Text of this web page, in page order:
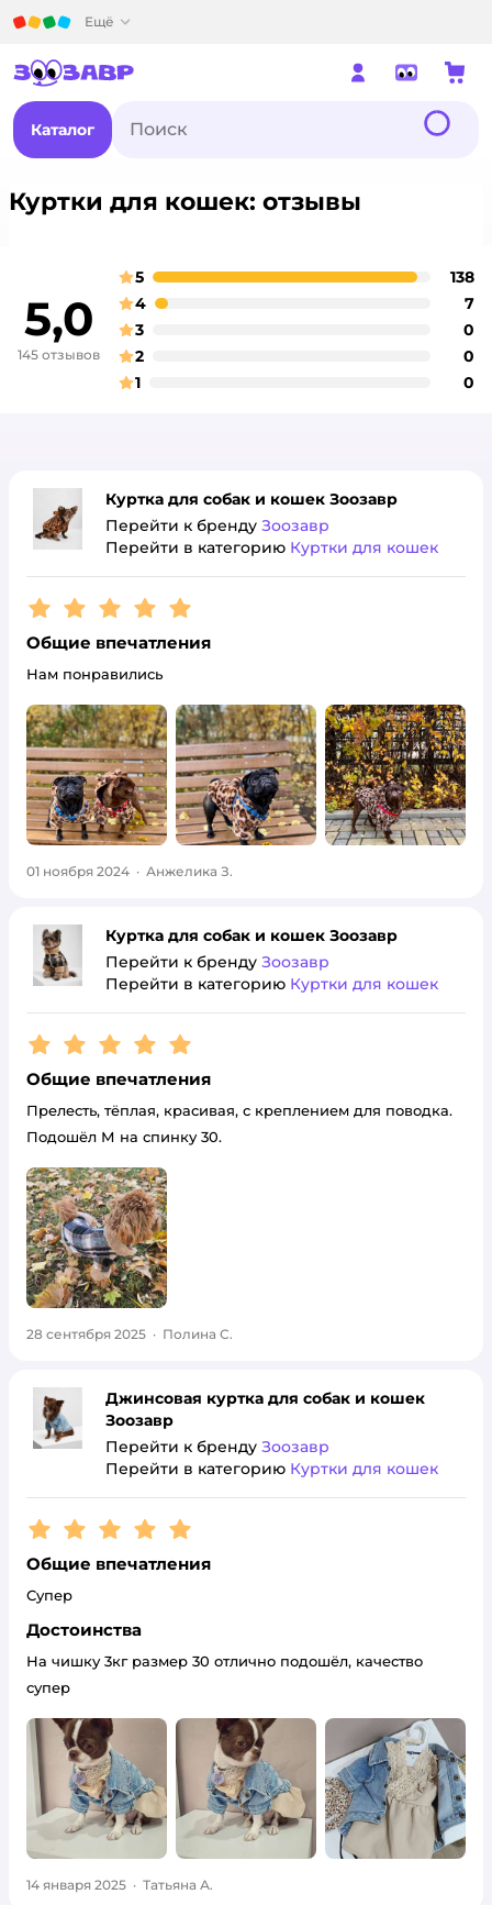
Ещё
Каталог
Куртки для кошек: отзывы
5,0
145 отзывов
оценка
5 138
оценка
4 7
оценка
3 0
оценка
2 0
оценка
1 0
Куртка для собак и кошек Зоозавр
Перейти к бренду Зоозавр
Перейти в категорию Куртки для кошек
Рейтинг:5
Общие впечатления
Нам понравились
01 ноября 2024 · Анжелика З.
Куртка для собак и кошек Зоозавр
Перейти к бренду Зоозавр
Перейти в категорию Куртки для кошек
Рейтинг:5
Общие впечатления
Прелесть, тёплая, красивая, с креплением для поводка.
Подошёл М на спинку 30.
28 сентября 2025 · Полина С.
Джинсовая куртка для собак и кошек
Зоозавр
Перейти к бренду Зоозавр
Перейти в категорию Куртки для кошек
Рейтинг:5
Общие впечатления
Супер
Достоинства
На чишку 3кг размер 30 отлично подошёл, качество
супер
14 января 2025 · Татьяна А.